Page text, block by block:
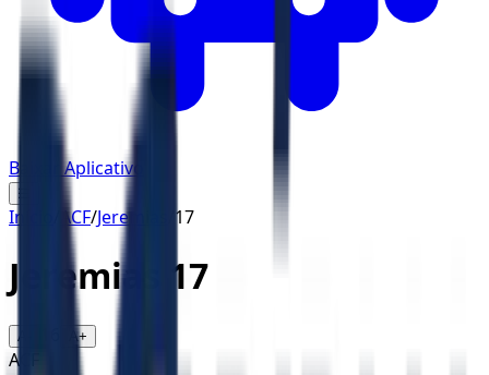
Baixar Aplicativo
☰
Início ACF/Jeremias 17
Jeremias 17
A- A+
ACF